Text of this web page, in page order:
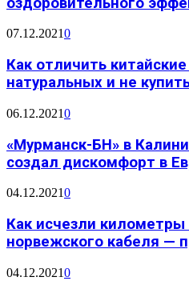
07.12.20210
Как отличить
натуральных и не
06.12.20210
«Мурманск-БН» в
создал дискомфорт в
04.12.20210
Как исчезли километры
норвежского кабеля —
04.12.20210